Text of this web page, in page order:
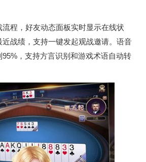
程，好友动态面板实时显示在线状
战绩，支持一键发起观战邀请。语音
，支持方言识别和游戏术语自动转